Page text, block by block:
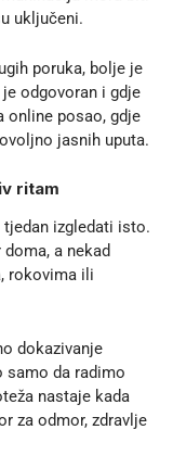
uključeni.
poruka, bolje je
odgovoran i gdje
online posao, gdje
jasnih uputa.
ritam
tjedan izgledati isto.
a nekad
rokovima ili
dokazivanje
da radimo
nastaje kada
za odmor, zdravlje